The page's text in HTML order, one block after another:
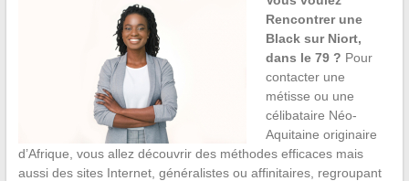
Rencontrer une
Black sur Niort,
dans le 79 ? Pour
contacter une
métisse ou une
célibataire Néo-
Aquitaine originaire
d’Afrique, vous allez découvrir des méthodes efficaces mais
aussi des sites Internet, généralistes ou affinitaires, regroupant